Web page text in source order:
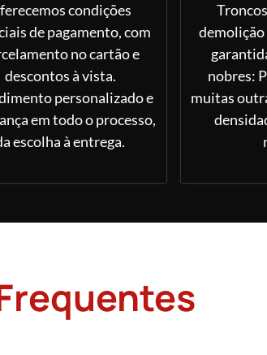
condições
de pagamento, com
no cartão e
descontos à vista.
personalizado e
em todo o processo,
escolha à entrega.
nobres:
muitas